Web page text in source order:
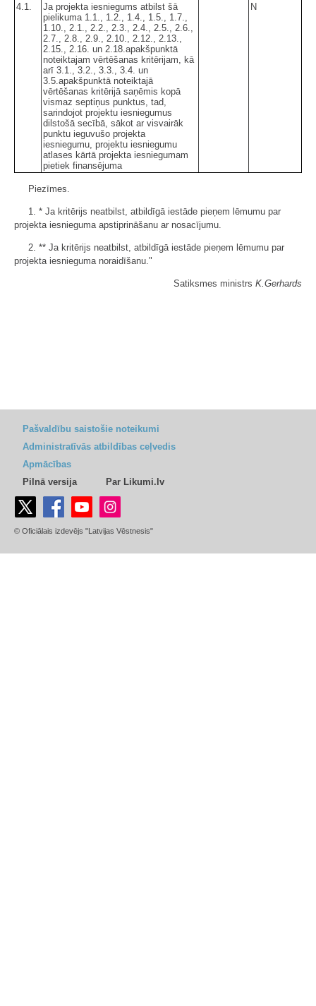
4.1.
Ja projekta iesniegums atbilst šā
pielikuma 1.1., 1.2., 1.4., 1.5., 1.7.,
1.10., 2.1., 2.2., 2.3., 2.4., 2.5., 2.6.,
2.7., 2.8., 2.9., 2.10., 2.12., 2.13.,
2.15., 2.16. un 2.18.apakšpunktā
noteiktajam vērtēšanas kritērijam, kā
arī 3.1., 3.2., 3.3., 3.4. un
3.5.apakšpunktā noteiktajā
vērtēšanas kritērijā saņēmis kopā
vismaz septiņus punktus, tad,
sarindojot projektu iesniegumus
dilstošā secībā, sākot ar visvairāk
punktu ieguvušo projekta
iesniegumu, projektu iesniegumu
atlases kārtā projekta iesniegumam
pietiek finansējuma
N
Piezīmes.
1. * Ja kritērijs neatbilst, atbildīgā iestāde pieņem lēmumu par
projekta iesnieguma apstiprināšanu ar nosacījumu.
2. ** Ja kritērijs neatbilst, atbildīgā iestāde pieņem lēmumu par
projekta iesnieguma noraidīšanu."
Satiksmes ministrs K.Gerhards
Pašvaldību saistošie noteikumi
Administratīvās atbildības ceļvedis
Apmācības
Pilnā versija
Par Likumi.lv
© Oficiālais izdevējs "Latvijas Vēstnesis"